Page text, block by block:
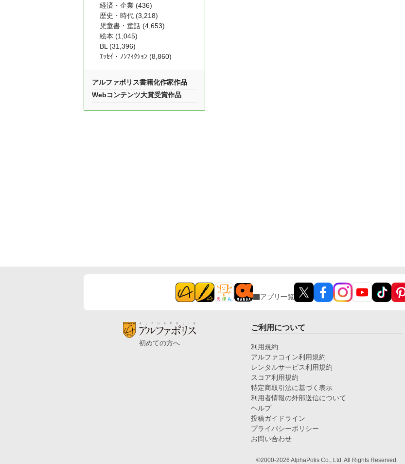
経済・企業 (436)
歴史・時代 (3,218)
児童書・童話 (4,653)
絵本 (1,045)
BL (31,396)
ｴｯｾｲ・ﾉﾝﾌｨｸｼｮﾝ (8,860)
アルファポリス書籍化作家作品
Webコンテンツ大賞受賞作品
アプリ一覧
初めての方へ
ご利用について
利用規約
アルファコイン利用規約
レンタルサービス利用規約
スコア利用規約
特定商取引法に基づく表示
利用者情報の外部送信について
ヘルプ
投稿ガイドライン
プライバシーポリシー
お問い合わせ
©2000-2026 AlphaPolis Co., Ltd. All Rights Reserved.